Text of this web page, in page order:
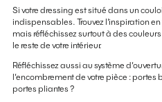
Si votre dressing est situé dans un
indispensables. Trouvez l’inspiration
mais réfléchissez surtout à des
le reste de votre intérieur.
Réfléchissez aussi au système
l’encombrement de votre pièce :
portes pliantes ?